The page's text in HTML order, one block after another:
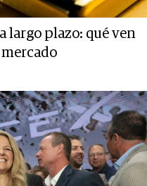
largo plazo: qué ven